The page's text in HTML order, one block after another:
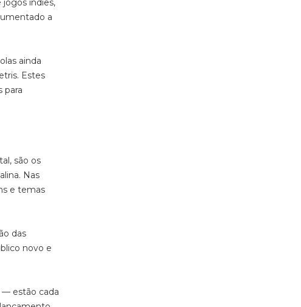
indies,
a
ainda
Estes
para
são os
Nas
e temas
das
novo e
— estão cada